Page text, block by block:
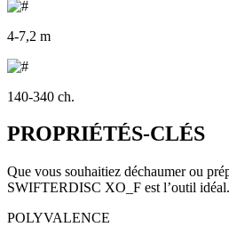
4-7,2 m
140-340 ch.
PROPRIÉTÉS-CLÉS
Que vous souhaitiez déchaumer ou
SWIFTERDISC XO_F est l’outil idéal.
POLYVALENCE